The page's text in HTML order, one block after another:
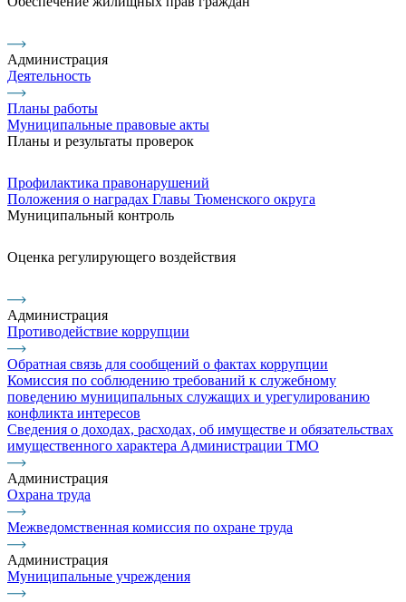
Администрация
Деятельность
Планы работы
Муниципальные правовые акты
Планы и результаты проверок
Профилактика правонарушений
Положения о наградах Главы Тюменского округа
Муниципальный контроль
Оценка регулирующего воздействия
Администрация
Противодействие коррупции
Обратная связь для сообщений о фактах коррупции
Комиссия по соблюдению требований к служебному
поведению муниципальных служащих и урегулированию
конфликта интересов
Сведения о доходах, расходах, об имуществе и обязательствах
имущественного характера Администрации ТМО
Администрация
Охрана труда
Межведомственная комиссия по охране труда
Администрация
Муниципальные учреждения